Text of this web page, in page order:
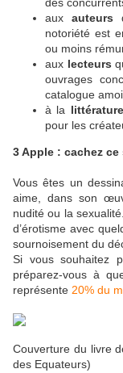
aux auteurs
notoriété est
ou moins
aux lecteurs
ouvrages
catalogue
à la littérature
pour les
3 Apple : cachez
Vous êtes un
aime, dans son
nudité ou la
d’érotisme avec
sournoisement du
Si vous souhaitez
préparez-vous à
représente 20% du
Couverture du livre
des Equateurs)